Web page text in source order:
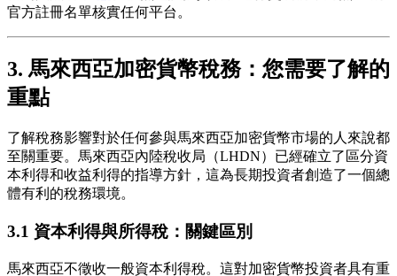
官方註冊名單核實任何平台。
3. 馬來西亞加密貨幣稅務：您需要了解的
重點
了解稅務影響對於任何參與馬來西亞加密貨幣市場的人來說都
至關重要。馬來西亞內陸稅收局（LHDN）已經確立了區分資
本利得和收益利得的指導方針，這為長期投資者創造了一個總
體有利的稅務環境。
3.1 資本利得與所得稅：關鍵區別
馬來西亞不徵收一般資本利得稅。這對加密貨幣投資者具有重